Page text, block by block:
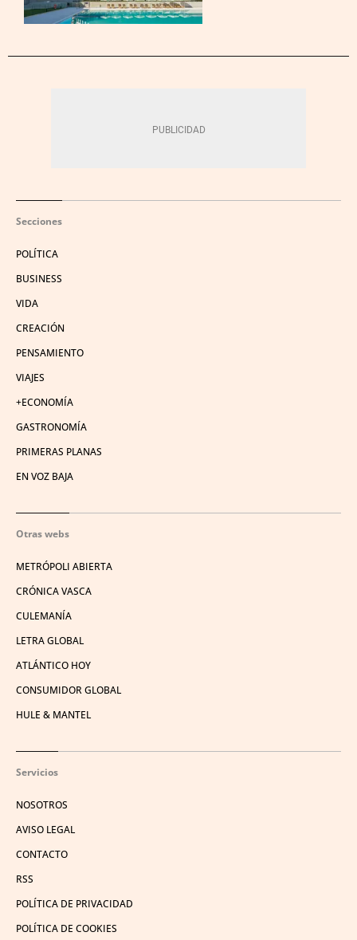
Secciones
POLÍTICA
BUSINESS
VIDA
CREACIÓN
PENSAMIENTO
VIAJES
+ECONOMÍA
GASTRONOMÍA
PRIMERAS PLANAS
EN VOZ BAJA
Otras webs
METRÓPOLI ABIERTA
CRÓNICA VASCA
CULEMANÍA
LETRA GLOBAL
ATLÁNTICO HOY
CONSUMIDOR GLOBAL
HULE & MANTEL
Servicios
NOSOTROS
AVISO LEGAL
CONTACTO
RSS
POLÍTICA DE PRIVACIDAD
POLÍTICA DE COOKIES